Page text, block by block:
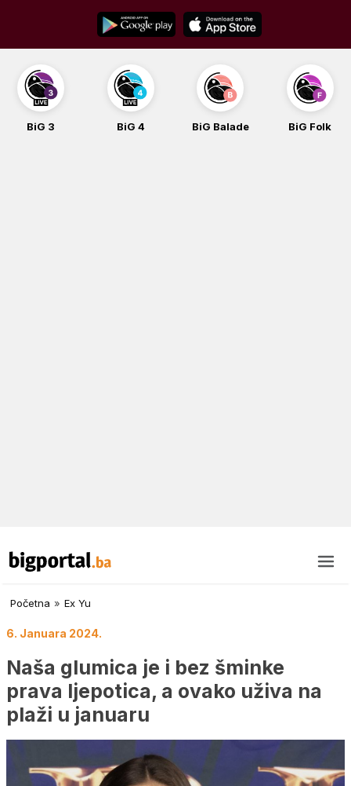
content
BiG 3 BiG 4 BiG Balade BiG Folk
Početna » Ex Yu
6. Januara 2024.
Naša glumica je i bez šminke
prava ljepotica, a ovako uživa na
plaži u januaru